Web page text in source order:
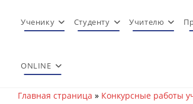
Ученику Студенту Учителю
ONLINE
Главная страница » Конкурсные работы